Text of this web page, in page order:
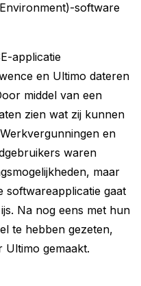
software
applicatie
en Ultimo dateren
middel van een
zien wat zij kunnen
en
waren
maar
softwareapplicatie gaat
Na nog eens met hun
te hebben gezeten,
gemaakt.